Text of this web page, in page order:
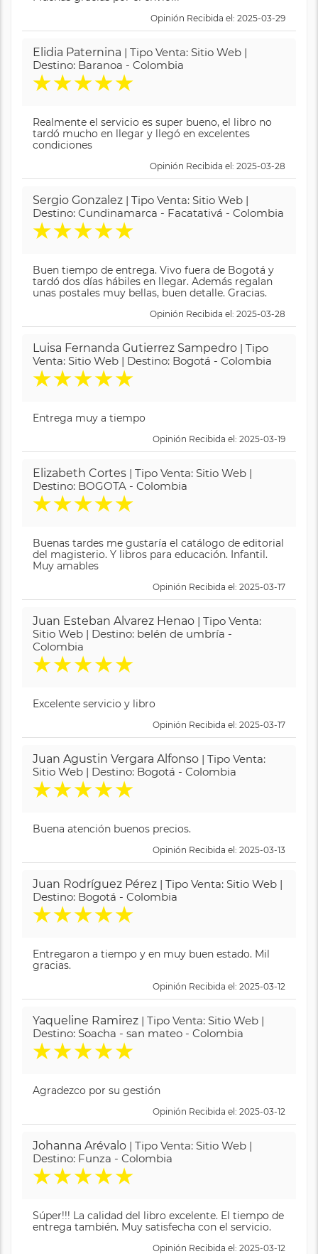
Opinión Recibida el: 2025-03-29
Elidia Paternina | Tipo Venta: Sitio Web |
Destino: Baranoa - Colombia
★★★★★
Realmente el servicio es super bueno, el libro no
tardó mucho en llegar y llegó en excelentes
condiciones
Opinión Recibida el: 2025-03-28
Sergio Gonzalez | Tipo Venta: Sitio Web |
Destino: Cundinamarca - Facatativá - Colombia
★★★★★
Buen tiempo de entrega. Vivo fuera de Bogotá y
tardó dos días hábiles en llegar. Además regalan
unas postales muy bellas, buen detalle. Gracias.
Opinión Recibida el: 2025-03-28
Luisa Fernanda Gutierrez Sampedro | Tipo
Venta: Sitio Web | Destino: Bogotá - Colombia
★★★★★
Entrega muy a tiempo
Opinión Recibida el: 2025-03-19
Elizabeth Cortes | Tipo Venta: Sitio Web |
Destino: BOGOTA - Colombia
★★★★★
Buenas tardes me gustaría el catálogo de editorial
del magisterio. Y libros para educación. Infantil.
Muy amables
Opinión Recibida el: 2025-03-17
Juan Esteban Alvarez Henao | Tipo Venta:
Sitio Web | Destino: belén de umbría -
Colombia
★★★★★
Excelente servicio y libro
Opinión Recibida el: 2025-03-17
Juan Agustin Vergara Alfonso | Tipo Venta:
Sitio Web | Destino: Bogotá - Colombia
★★★★★
Buena atención buenos precios.
Opinión Recibida el: 2025-03-13
Juan Rodríguez Pérez | Tipo Venta: Sitio Web |
Destino: Bogotá - Colombia
★★★★★
Entregaron a tiempo y en muy buen estado. Mil
gracias.
Opinión Recibida el: 2025-03-12
Yaqueline Ramirez | Tipo Venta: Sitio Web |
Destino: Soacha - san mateo - Colombia
★★★★★
Agradezco por su gestión
Opinión Recibida el: 2025-03-12
Johanna Arévalo | Tipo Venta: Sitio Web |
Destino: Funza - Colombia
★★★★★
Súper!!! La calidad del libro excelente. El tiempo de
entrega también. Muy satisfecha con el servicio.
Opinión Recibida el: 2025-03-12